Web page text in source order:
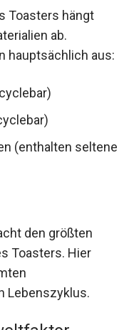
Toasters hängt
ab.
hauptsächlich aus:
(enthalten seltene
den größten
Toasters. Hier
Lebenszyklus.